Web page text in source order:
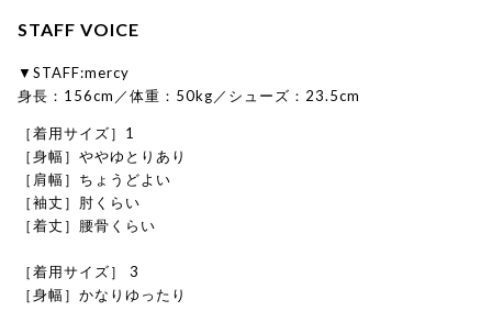
STAFF VOICE
▼STAFF:mercy
身長：156cm／体重：50kg／シューズ：23.5cm
［着用サイズ］1
［身幅］ややゆとりあり
［肩幅］ちょうどよい
［袖丈］肘くらい
［着丈］腰骨くらい
［着用サイズ］ 3
［身幅］かなりゆったり